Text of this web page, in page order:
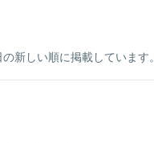
新しい順に掲載しています。